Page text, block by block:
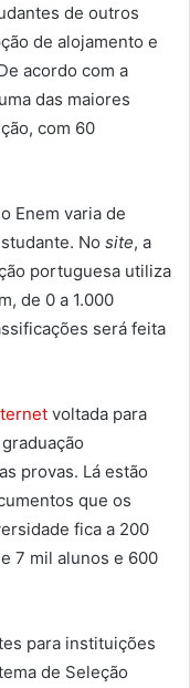
de outros
de alojamento e
acordo com a
das maiores
com 60
Enem varia de
No site, a
portuguesa utiliza
de 0 a 1.000
será feita
voltada para
provas. Lá estão
que os
fica a 200
7 mil alunos e 600
para instituições
de Seleção